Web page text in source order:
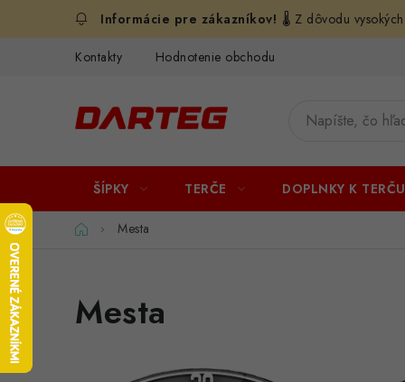
🌡️ Z dôvodu
Kontakty Hodnotenie obchodu
ŠÍPKY TERČE DOPLNKY K TERČU
DomovMesta
Mesta